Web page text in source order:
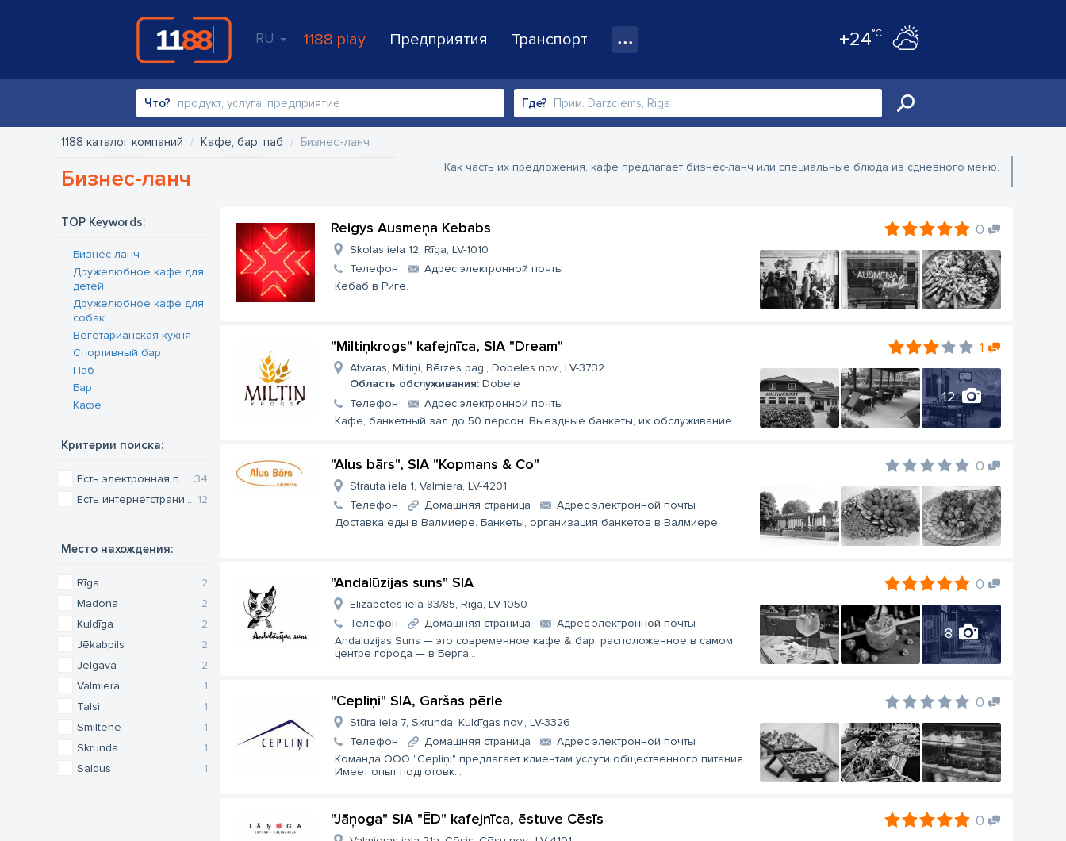
RU 1188 play Предприятия Транспорт +24°C
Что? Где?
1188 каталог компаний Кафе, бар, паб Бизнес-ланч
Бизнес-ланч Как часть их предложения, кафе предлагает бизнес-ланч или специальные блюда из сдневного меню.
TOP Keywords:
Бизнес-ланч
Дружелюбное кафе для
детей
Дружелюбное кафе для
собак
Вегетарианская кухня
Спортивный бар
Паб
Бар
Кафе
Критерии поиска:
34
Есть электронная почта
12
Есть интернетстраница
Место нахождения:
2
Rīga
2
Madona
2
Kuldīga
2
Jēkabpils
2
Jelgava
1
Valmiera
1
Talsi
1
Smiltene
1
Skrunda
1
Saldus
Reigys Ausmeņa Kebabs 0
Skolas iela 12, Rīga, LV-1010
Телефон
Aдрес электронной почты
Кебаб в Риге.
"Miltiņkrogs" kafejnīca, SIA "Dream" 1
12
Atvaras, Miltiņi, Bērzes pag., Dobeles nov., LV-3732
Область обслуживания: Dobele
Телефон
Aдрес электронной почты
Кафе, банкетный зал до 50 персон. Выездные банкеты, их обслуживание.
"Alus bārs", SIA "Kopmans & Co" 0
Strauta iela 1, Valmiera, LV-4201
Телефон
Домашняя страница
Aдрес электронной почты
Доставка еды в Валмиере. Банкеты, организация банкетов в Валмиере.
"Andalūzijas suns" SIA 0
8
Elizabetes iela 83/85, Rīga, LV-1050
Телефон
Домашняя страница
Aдрес электронной почты
Andaluzijas Suns — это современное кафе & бар, расположенное в самом
центре города — в Берга...
"Cepliņi" SIA, Garšas pērle 0
Stūra iela 7, Skrunda, Kuldīgas nov., LV-3326
Телефон
Домашняя страница
Aдрес электронной почты
Команда ООО "Cepliņi" предлагает клиентам услуги общественного питания.
Имеет опыт подготовк...
"Jāņoga" SIA "ĒD" kafejnīca, ēstuve Cēsīs 0